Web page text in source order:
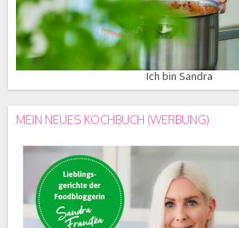
Ich bin Sandra
MEIN NEUES KOCHBUCH (WERBUNG)